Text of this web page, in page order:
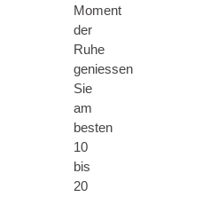
Moment
der
Ruhe
geniessen
Sie
am
besten
10
bis
20